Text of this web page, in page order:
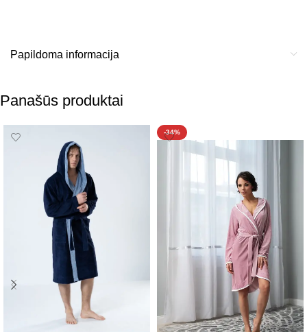
Papildoma informacija
Panašūs produktai
-34%